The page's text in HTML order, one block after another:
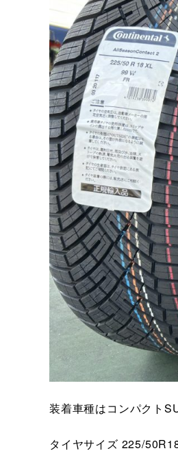
装着車種はコンパクト
タイヤサイズ 225/